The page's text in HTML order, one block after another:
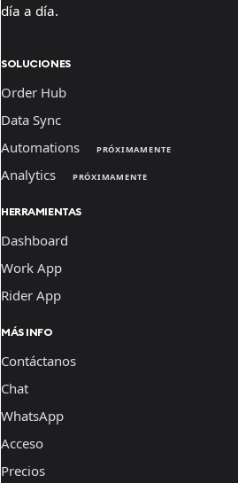
día a día.
SOLUCIONES
Order Hub
Data Sync
Automations
PRÓXIMAMENTE
Analytics PRÓXIMAMENTE
HERRAMIENTAS
Dashboard
Work App
Rider App
MÁS INFO
Contáctanos
Chat
WhatsApp
Acceso
Precios